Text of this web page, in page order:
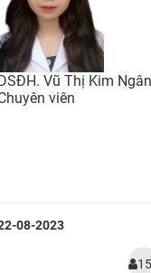
Vũ Thị Kim Ngân
viên
08-2023